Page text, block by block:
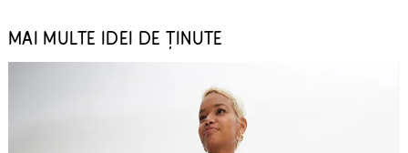
MAI MULTE IDEI DE ȚINUTE